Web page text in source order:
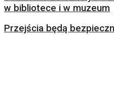
w bibliotece i w muzeum
Przejścia będą